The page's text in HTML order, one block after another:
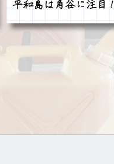
平和島は角谷に注目！